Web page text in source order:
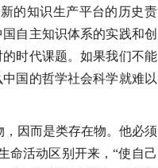
的知识生产平台的历史责
自主知识体系的实践和创
时代课题。如果我们不能
国的哲学社会科学就难以
因而是类存在物。他必须
命活动区别开来，“使自己